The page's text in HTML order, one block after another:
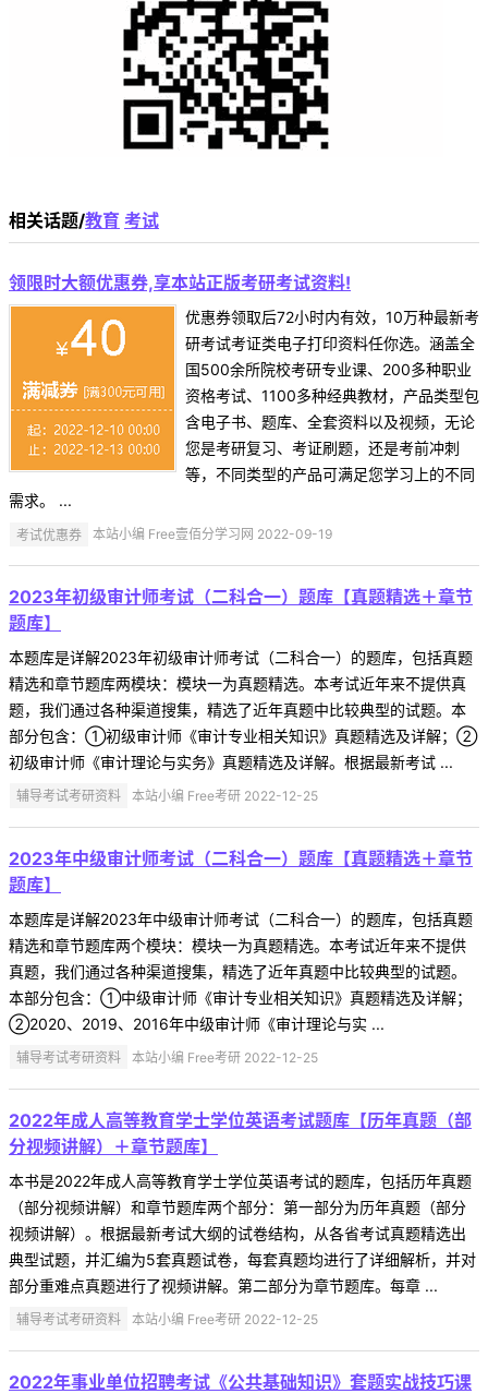
相关话题/教育 考试
领限时大额优惠券,享本站正版考研考试资料!
优惠券领取后72小时内有效，10万种最新考
研考试考证类电子打印资料任你选。涵盖全
国500余所院校考研专业课、200多种职业
资格考试、1100多种经典教材，产品类型包
含电子书、题库、全套资料以及视频，无论
您是考研复习、考证刷题，还是考前冲刺
等，不同类型的产品可满足您学习上的不同
需求。 ...
考试优惠券 本站小编 Free壹佰分学习网 2022-09-19
2023年初级审计师考试（二科合一）题库【真题精选＋章节
题库】
本题库是详解2023年初级审计师考试（二科合一）的题库，包括真题
精选和章节题库两模块：模块一为真题精选。本考试近年来不提供真
题，我们通过各种渠道搜集，精选了近年真题中比较典型的试题。本
部分包含：①初级审计师《审计专业相关知识》真题精选及详解；②
初级审计师《审计理论与实务》真题精选及详解。根据最新考试 ...
辅导考试考研资料 本站小编 Free考研 2022-12-25
2023年中级审计师考试（二科合一）题库【真题精选＋章节
题库】
本题库是详解2023年中级审计师考试（二科合一）的题库，包括真题
精选和章节题库两个模块：模块一为真题精选。本考试近年来不提供
真题，我们通过各种渠道搜集，精选了近年真题中比较典型的试题。
本部分包含：①中级审计师《审计专业相关知识》真题精选及详解；
②2020、2019、2016年中级审计师《审计理论与实 ...
辅导考试考研资料 本站小编 Free考研 2022-12-25
2022年成人高等教育学士学位英语考试题库【历年真题（部
分视频讲解）＋章节题库】
本书是2022年成人高等教育学士学位英语考试的题库，包括历年真题
（部分视频讲解）和章节题库两个部分：第一部分为历年真题（部分
视频讲解）。根据最新考试大纲的试卷结构，从各省考试真题精选出
典型试题，并汇编为5套真题试卷，每套真题均进行了详细解析，并对
部分重难点真题进行了视频讲解。第二部分为章节题库。每章 ...
辅导考试考研资料 本站小编 Free考研 2022-12-25
2022年事业单位招聘考试《公共基础知识》套题实战技巧课